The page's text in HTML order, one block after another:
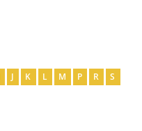
J K L M P R
S